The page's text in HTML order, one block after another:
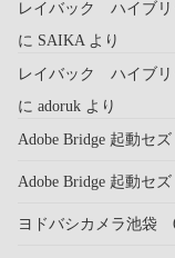
レイバック ハイブ
に SAIKA より
レイバック ハイブ
に adoruk より
Adobe Bridge 起動セ
Adobe Bridge 起動セ
ヨドバシカメラ池袋